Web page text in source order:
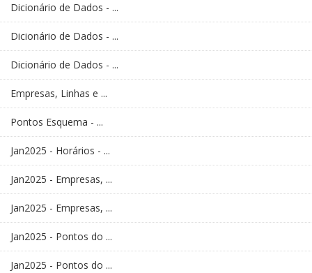
Dicionário de Dados - ...
Dicionário de Dados - ...
Dicionário de Dados - ...
Empresas, Linhas e ...
Pontos Esquema - ...
Jan2025 - Horários - ...
Jan2025 - Empresas, ...
Jan2025 - Empresas, ...
Jan2025 - Pontos do ...
Jan2025 - Pontos do ...